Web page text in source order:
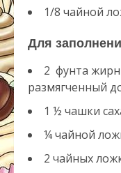
1/8 чайной
Для
2 фунта
размягченный
1 ½ чашки
¼ чайной
2 чайных